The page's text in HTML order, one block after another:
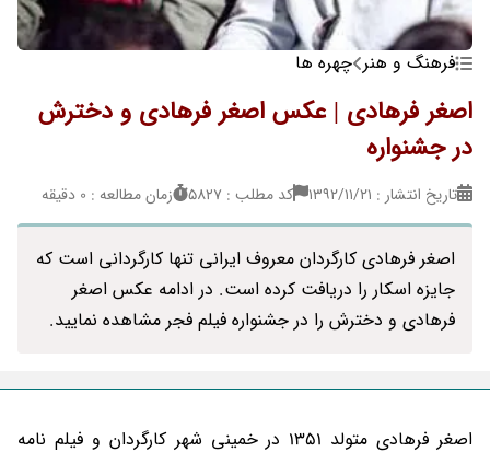
فرهنگ و هنر چهره ها
اصغر فرهادی | عکس اصغر فرهادی و دخترش
در جشنواره
تاریخ انتشار : ۱۳۹۲/۱۱/۲۱ کد مطلب : 5827 زمان مطالعه : 0 دقیقه
اصغر فرهادی کارگردان معروف ایرانی تنها کارگردانی است که
جایزه اسکار را دریافت کرده است. در ادامه عکس اصغر
فرهادی و دخترش را در جشنواره فیلم فجر مشاهده نمایید.
اصغر فرهادی متولد 1351 در خمینی شهر کارگردان و فیلم نامه